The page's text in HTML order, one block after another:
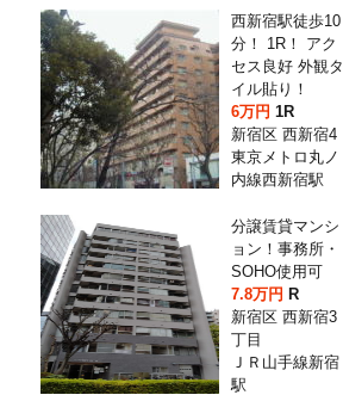
西新宿駅徒歩10
分！ 1R！ アク
セス良好 外観タ
イル貼り！
6万円1R
新宿区 西新宿4
東京メトロ丸ノ
内線西新宿駅
分譲賃貸マンシ
ョン！事務所・
SOHO使用可
7.8万円 R
新宿区 西新宿3
丁目
ＪＲ山手線新宿
駅